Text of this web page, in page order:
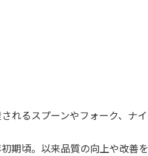
れるスプーンやフォーク、ナイ
期頃。以来品質の向上や改善を